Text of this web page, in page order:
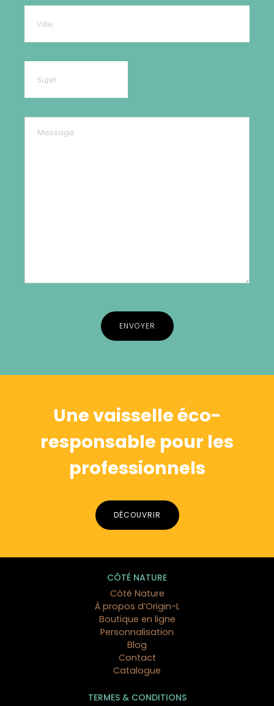
Une vaisselle éco-
responsable pour les
professionnels
DÉCOUVRIR
CÔTÉ NATURE
Côté Nature
À propos d’Origin-L
Boutique en ligne
Personnalisation
Blog
Contact
Catalogue
TERMES & CONDITIONS